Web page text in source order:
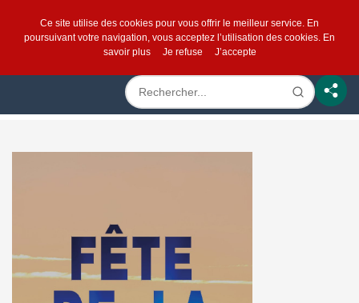
Ce site utilise des cookies pour vous offrir le meilleur service. En
poursuivant votre navigation, vous acceptez l’utilisation des cookies. En
savoir plus
Je refuse J’accepte